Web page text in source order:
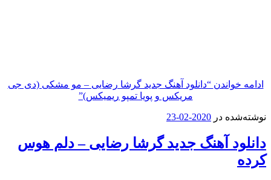
“دانلود آهنگ جدید گرشا رضایی – مو مشکی (دی جی
مریکس و پویا تمپو ریمیکس)”
در 2020-02-23
آهنگ جدید گرشا رضایی – دلم هوس